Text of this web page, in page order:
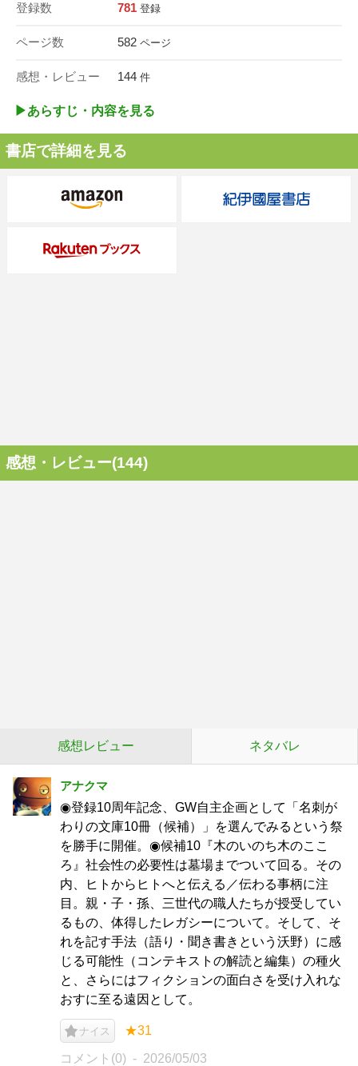
登録数 781 登録
ページ数 582 ページ
感想・レビュー 144 件
▶︎あらすじ・内容を見る
書店で詳細を見る
感想・レビュー(144)
感想レビュー ネタバレ
アナクマ
◉登録10周年記念、GW自主企画として「名刺が
わりの文庫10冊（候補）」を選んでみるという祭
を勝手に開催。◉候補10『木のいのち木のここ
ろ』社会性の必要性は墓場までついて回る。その
内、ヒトからヒトへと伝える／伝わる事柄に注
目。親・子・孫、三世代の職人たちが授受してい
るもの、体得したレガシーについて。そして、そ
れを記す手法（語り・聞き書きという沃野）に感
じる可能性（コンテキストの解読と編集）の種火
と、さらにはフィクションの面白さを受け入れな
おすに至る遠因として。
ナイス ★31
コメント(0) 2026/05/03